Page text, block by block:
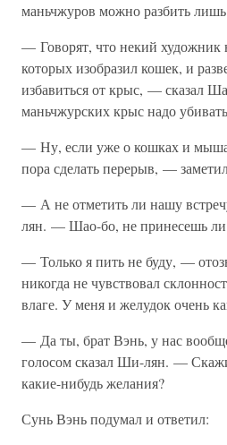
маньчжуров можно разбить
— Говорят, что некий художник
которых изобразил кошек, и
избавиться от крыс, — сказал
маньчжурских крыс надо
— Ну, если уже о кошках и
пора сделать перерыв, —
— А не отметить ли нашу
лян. — Шао-бо, не принесешь
— Только я пить не буду, —
никогда не чувствовал
влаге. У меня и желудок очень
— Да ты, брат Вэнь, у нас
голосом сказал Ши-лян. —
какие-нибудь желания?
Сунь Вэнь подумал и ответил: